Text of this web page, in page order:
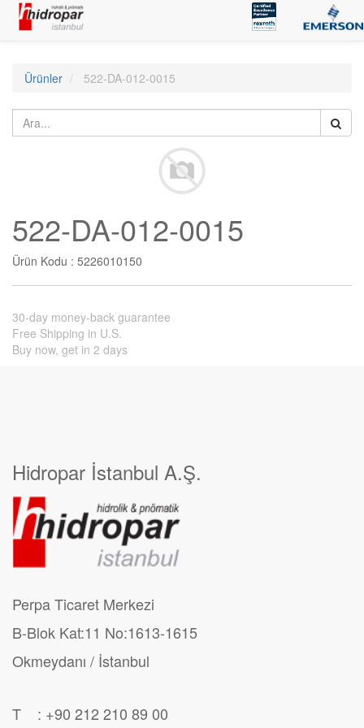
Ürünler 522-DA-012-0015
522-DA-012-0015
Ürün Kodu : 5226010150
30-day money-back guarantee
Free Shipping in U.S.
Buy now, get in 2 days
Hidropar İstanbul A.Ş.
Perpa Ticaret Merkezi
B-Blok Kat:11 No:1613-1615
Okmeydanı / İstanbul
T : +90 212 210 89 00